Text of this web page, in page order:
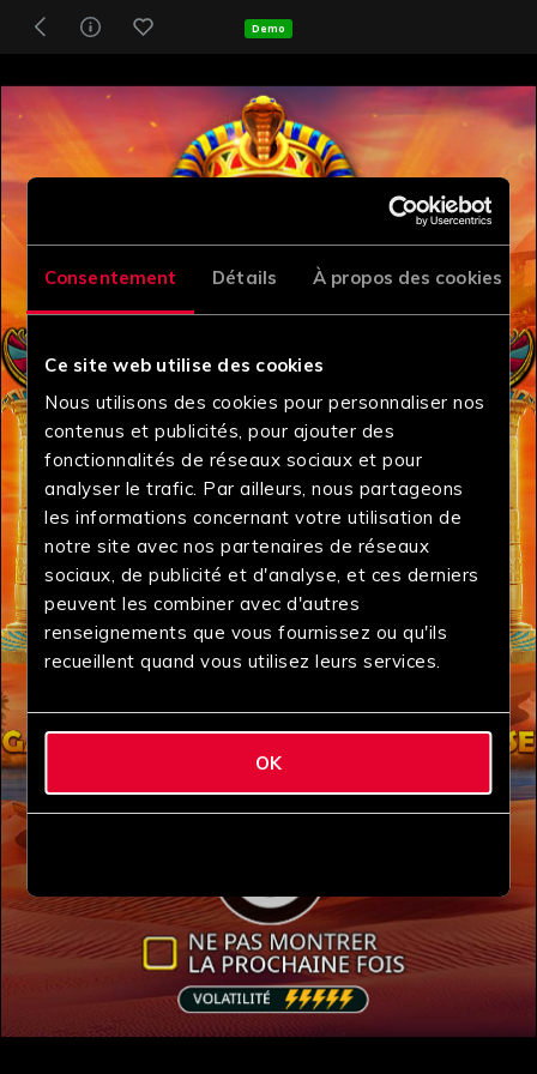
Consentement Détails À propos des cookies
Ce site web utilise des cookies
Nous utilisons des cookies pour personnaliser nos
contenus et publicités, pour ajouter des
fonctionnalités de réseaux sociaux et pour
analyser le trafic. Par ailleurs, nous partageons
les informations concernant votre utilisation de
notre site avec nos partenaires de réseaux
sociaux, de publicité et d'analyse, et ces derniers
peuvent les combiner avec d'autres
renseignements que vous fournissez ou qu'ils
recueillent quand vous utilisez leurs services.
OK
Demo